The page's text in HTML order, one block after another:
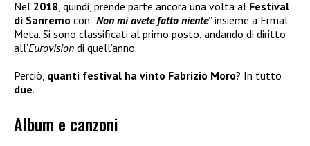
Nel 2018 , quindi, prende parte ancora una volta al Festival
di Sanremo con “Non mi avete fatto niente” insieme a Ermal
Meta. Si sono classificati al primo posto, andando di diritto
all’Eurovision di quell’anno.
Perciò, quanti festival ha vinto Fabrizio Moro? In tutto
due.
Album e canzoni